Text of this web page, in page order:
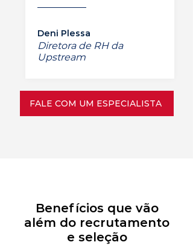
Deni Plessa
Diretora de RH da
Upstream
FALE COM UM ESPECIALISTA
Benefícios que vão
além do recrutamento
e seleção